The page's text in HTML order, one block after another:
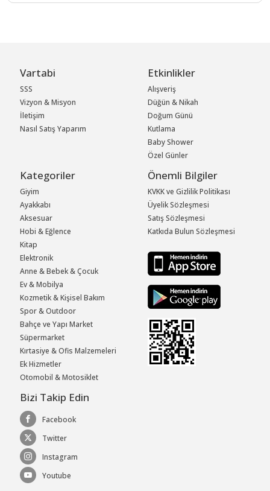
Vartabi
SSS
Vizyon & Misyon
İletişim
Nasıl Satış Yaparım
Etkinlikler
Alışveriş
Düğün & Nikah
Doğum Günü
Kutlama
Baby Shower
Özel Günler
Kategoriler
Giyim
Ayakkabı
Aksesuar
Hobi & Eğlence
Kitap
Elektronik
Anne & Bebek & Çocuk
Ev & Mobilya
Kozmetik & Kişisel Bakım
Spor & Outdoor
Bahçe ve Yapı Market
Süpermarket
Kırtasiye & Ofis Malzemeleri
Ek Hizmetler
Otomobil & Motosiklet
Önemli Bilgiler
KVKK ve Gizlilik Politikası
Üyelik Sözleşmesi
Satış Sözleşmesi
Katkıda Bulun Sözleşmesi
Bizi Takip Edin
Facebook
Twitter
Instagram
Youtube